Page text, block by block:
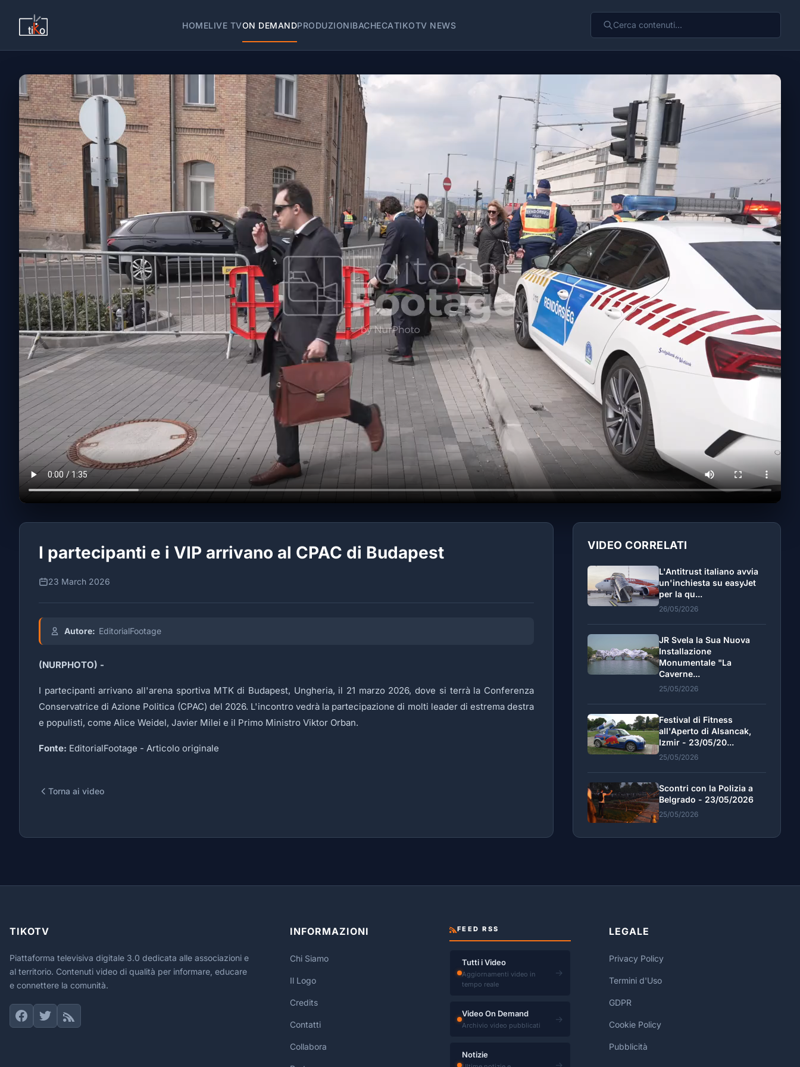
HOMELIVE TVON DEMANDPRODUZIONIBACHECATIKOTV NEWS
I partecipanti e i VIP arrivano al CPAC di Budapest
23 March 2026
Autore: EditorialFootage
(NURPHOTO) -
I partecipanti arrivano all'arena sportiva MTK di Budapest, Ungheria, il 21 marzo 2026, dove si terrà la Conferenza
Conservatrice di Azione Politica (CPAC) del 2026. L'incontro vedrà la partecipazione di molti leader di estrema destra
e populisti, come Alice Weidel, Javier Milei e il Primo Ministro Viktor Orban.
Fonte: EditorialFootage - Articolo originale
Torna ai video
VIDEO CORRELATI
L'Antitrust italiano avvia
un'inchiesta su easyJet
per la qu...
26/05/2026
JR Svela la Sua Nuova
Installazione
Monumentale "La
Caverne...
25/05/2026
Festival di Fitness
all'Aperto di Alsancak,
Izmir - 23/05/20...
25/05/2026
Scontri con la Polizia a
Belgrado - 23/05/2026
25/05/2026
TIKOTV
Piattaforma televisiva digitale 3.0 dedicata alle associazioni e
al territorio. Contenuti video di qualità per informare, educare
e connettere la comunità.
INFORMAZIONI
Chi Siamo
Il Logo
Credits
Contatti
Collabora
FEED RSS
Tutti i Video
Aggiornamenti video in
tempo reale
→
Video On Demand
Archivio video pubblicati
→
Notizie
LEGALE
Privacy Policy
Termini d'Uso
GDPR
Cookie Policy
Pubblicità